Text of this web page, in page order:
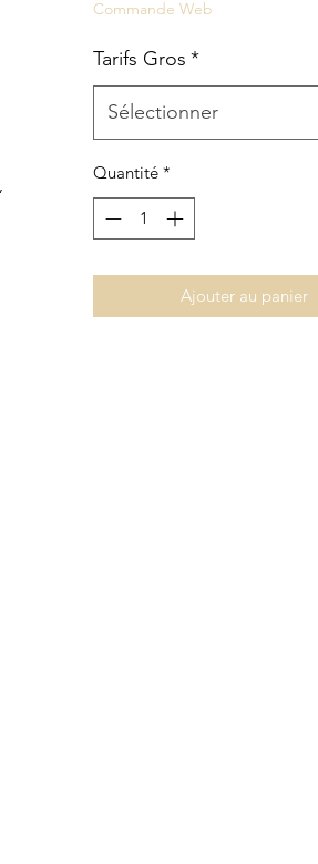
original
Commande Web
Tarifs Gros *
Sélectionner
Quantité *
Ajouter au panier